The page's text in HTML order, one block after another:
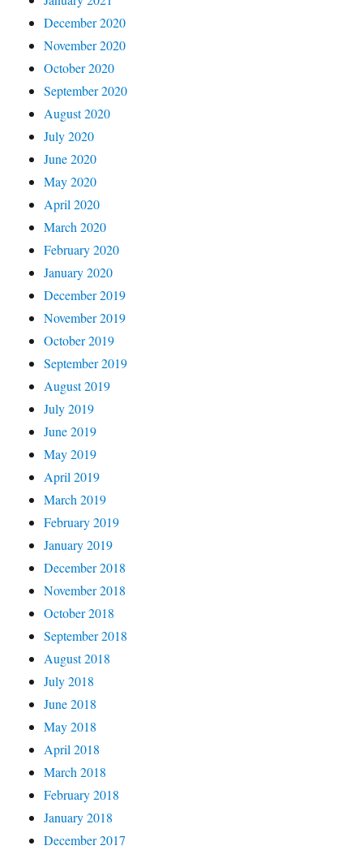
December 2020
November 2020
October 2020
September 2020
August 2020
July 2020
June 2020
May 2020
April 2020
March 2020
February 2020
January 2020
December 2019
November 2019
October 2019
September 2019
August 2019
July 2019
June 2019
May 2019
April 2019
March 2019
February 2019
January 2019
December 2018
November 2018
October 2018
September 2018
August 2018
July 2018
June 2018
May 2018
April 2018
March 2018
February 2018
January 2018
December 2017